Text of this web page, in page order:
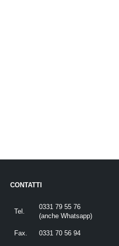
CONTATTI
Tel.
0331 79 55 76
(anche Whatsapp)
Fax. 0331 70 56 94